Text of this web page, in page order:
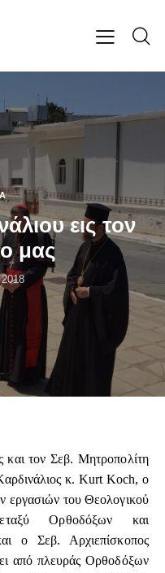
εις τον
μας
2018
τον Σεβ. Μητροπολίτη
κ. Kurt Koch, ο
εργασιών του Θεολογικού
Ορθοδόξων και
ο Σεβ. Αρχιεπίσκοπος
από πλευράς Ορθοδόξων